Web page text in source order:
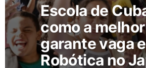
Escola de
como a
garante vaga
Robótica no